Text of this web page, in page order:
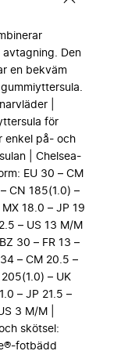
Den
en bekväm
|
för
enkel på- och
| Chelsea-
EU 30 – CM
CN 185(1.0) –
18.0 – JP 19
– US 13 M/M
30 – FR 13 –
– CM 20.5 –
– UK
– JP 21.5 –
3 M/M |
skötsel:
fotbädd